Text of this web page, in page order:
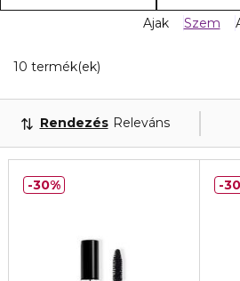
Ajak Szem
10 termék(ek)
Rendezés Releváns
30%